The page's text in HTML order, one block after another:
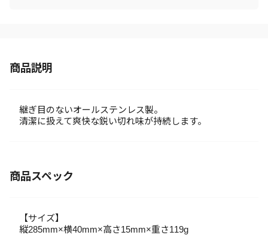
商品説明
継ぎ目のないオールステンレス製。
清潔に扱えて爽快な鋭い切れ味が持続します。
商品スペック
【サイズ】
縦285mm×横40mm×高さ15mm×重さ119g